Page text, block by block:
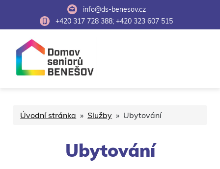
info@ds-benesov.cz
+420 317 728 388; +420 323 607 515
Úvodní stránka » Služby » Ubytování
Ubytování